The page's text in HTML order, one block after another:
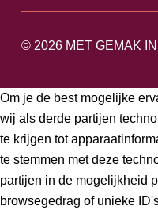
© 2026 MET GEMAK
Om je de best mogelijke
wij als derde partijen
te krijgen tot
te stemmen met deze
partijen in de mogelijkheid
browsegedrag of unieke